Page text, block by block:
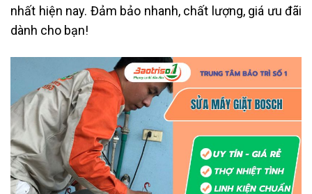
nhất hiện nay. Đảm bảo nhanh, chất lượng, giá ưu đãi
dành cho bạn!